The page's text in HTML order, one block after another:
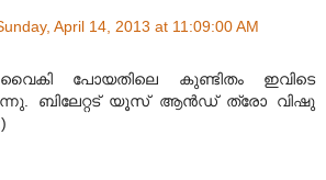
April 14, 2013 at 11:09:00 AM
വൈകി പോയതിലെ കുണ്ടിതം ഇവിടെ
ബിലേറ്റട് യൂസ് ആൻഡ്‌ ത്രോ വിഷു